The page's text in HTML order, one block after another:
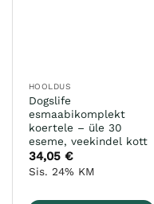
HOOLDUS
Dogslife
esmaabikomplekt
koertele – üle 30
eseme, veekindel kott
34,05 €
Sis. 24% KM